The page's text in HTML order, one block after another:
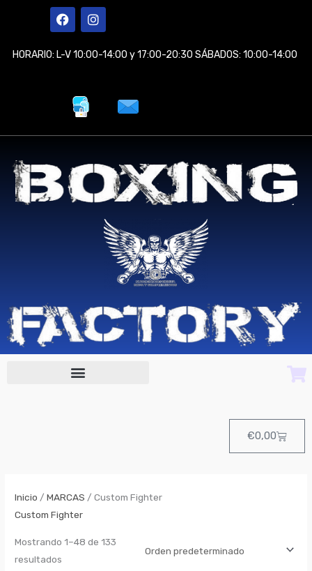
F
a
e
b
I
n
t
a
HORARIO: L-V 10:00-14:00 y 17:00-20:30 SÁBADOS: 10:00-14:00
€0,00Cart
Inicio /MARCAS / Custom Fighter
Custom Fighter
Mostrando 1–48 de 133
resultados